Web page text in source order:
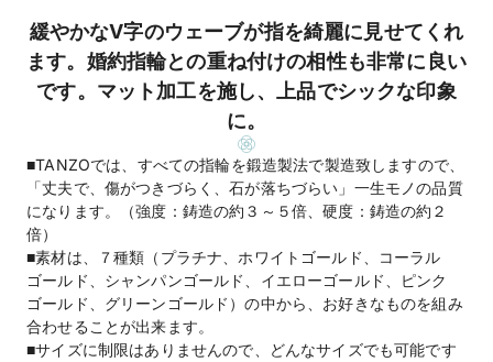
緩やかなV字のウェーブが指を綺麗に見せてくれ
ます。婚約指輪との重ね付けの相性も非常に良い
です。マット加工を施し、上品でシックな印象
に。
■TANZOでは、すべての指輪を鍛造製法で製造致しますので、
「丈夫で、傷がつきづらく、石が落ちづらい」一生モノの品質
になります。（強度：鋳造の約３～５倍、硬度：鋳造の約２
倍）
■素材は、７種類（プラチナ、ホワイトゴールド、コーラル
ゴールド、シャンパンゴールド、イエローゴールド、ピンク
ゴールド、グリーンゴールド）の中から、お好きなものを組み
合わせることが出来ます。
■サイズに制限はありませんので、どんなサイズでも可能です